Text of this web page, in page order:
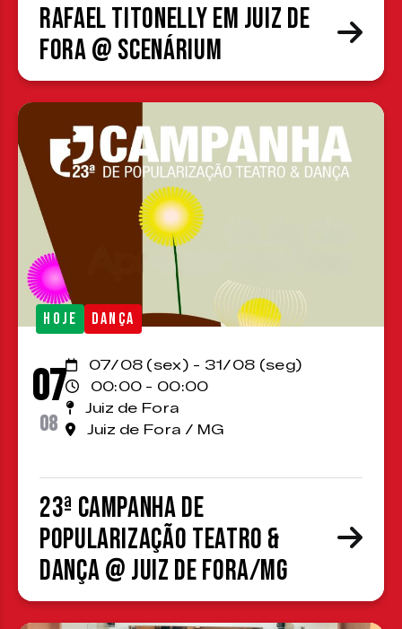
Rafael Titonelly em Juiz de
Fora @ Scenárium
HOJE DANÇA
07
08
07/08 (sex) - 31/08 (seg)
00:00 - 00:00
Juiz de Fora
Juiz de Fora / MG
23ª Campanha de
Popularização Teatro &
Dança @ Juiz de Fora/MG